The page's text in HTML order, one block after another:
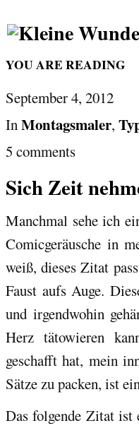
YOU ARE READING
September 4, 2012
InMontagsmaler,
5 comments
Sich Zeit
Manchmal sehe ich
Comicgeräusche in
weiß, dieses Zitat
Faust aufs Auge.
und irgendwohin
Herz tätowieren
geschafft hat, mein
Sätze zu packen, ist
Das folgende Zitat ist